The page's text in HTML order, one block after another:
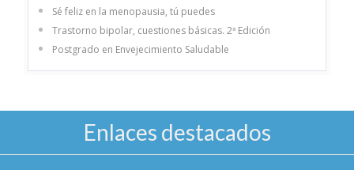
Sé feliz en la menopausia, tú puedes
Trastorno bipolar, cuestiones básicas. 2ª Edición
Postgrado en Envejecimiento Saludable
Enlaces destacados